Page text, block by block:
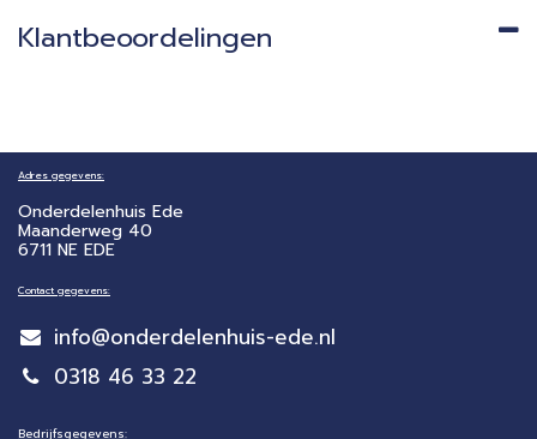
Klantbeoordelingen
Adres gegevens:
Onderdelenhuis Ede
Maanderweg 40
6711 NE EDE
Contact gegevens:
info@onderdelenhuis-ede.nl
0318 46 33 22
Bedrijfsgegevens: